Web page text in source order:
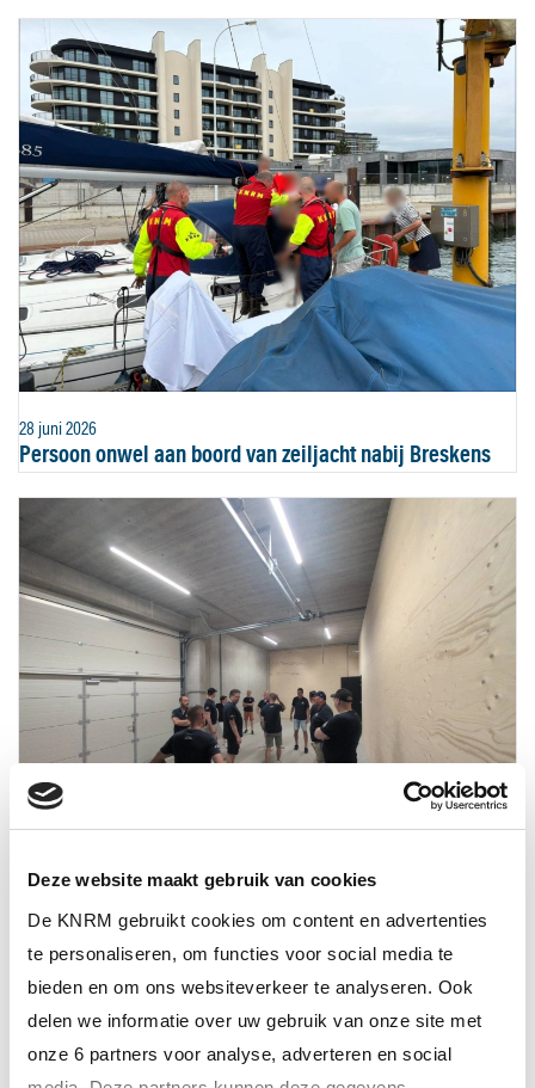
Deze website maakt gebruik van cookies
De KNRM gebruikt cookies om content en advertenties
te personaliseren, om functies voor social media te
bieden en om ons websiteverkeer te analyseren. Ook
delen we informatie over uw gebruik van onze site met
onze 6 partners voor analyse, adverteren en social
28 juni 2026
Persoon onwel aan boord van zeiljacht nabij Breskens
26 mei 2026
We zijn op de helft en vanaf nu kunnen wij jouw steun
gebru…
ALTIJD ALS EERSTE OP DE HOOGTE VAN
HET LAATSTE NIEUWS?